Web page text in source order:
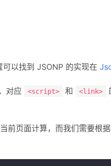
可以找到 JSONP 的实现在
对应 <script> 和 <link>
页面计算，而我们需要根